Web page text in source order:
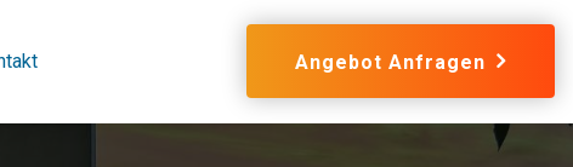
Angebot Anfragen